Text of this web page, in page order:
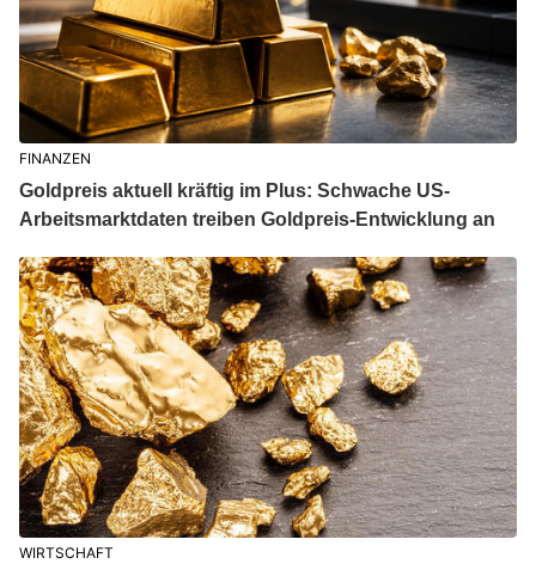
FINANZEN
Goldpreis aktuell kräftig im Plus: Schwache US-
Arbeitsmarktdaten treiben Goldpreis-Entwicklung an
WIRTSCHAFT